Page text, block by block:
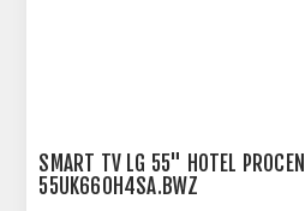
SMART TV LG 55" HOTEL
55UK660H4SA.BWZ